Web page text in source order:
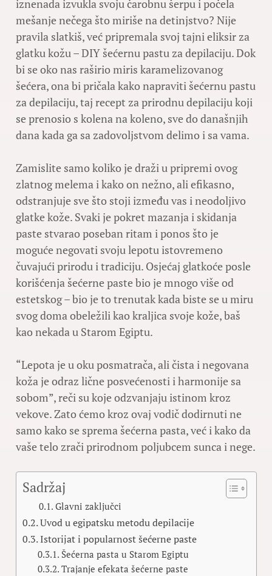
iznenada izvukla svoju čarobnu šerpu i počela
mešanje nečega što miriše na detinjstvo? Nije
pravila slatkiš, već pripremala svoj tajni eliksir za
glatku kožu – DIY šećernu pastu za depilaciju. Dok
bi se oko nas raširio miris karamelizovanog
šećera, ona bi pričala kako napraviti šećernu pastu
za depilaciju, taj recept za prirodnu depilaciju koji
se prenosio s kolena na koleno, sve do današnjih
dana kada ga sa zadovoljstvom delimo i sa vama.
Zamislite samo koliko je draži u pripremi ovog
zlatnog melema i kako on nežno, ali efikasno,
odstranjuje sve što stoji između vas i neodoljivo
glatke kože. Svaki je pokret mazanja i skidanja
paste stvarao poseban ritam i ponos što je
moguće negovati svoju lepotu istovremeno
čuvajući prirodu i tradiciju. Osjećaj glatkoće posle
korišćenja šećerne paste bio je mnogo više od
estetskog – bio je to trenutak kada biste se u miru
svog doma obeležili kao kraljica svoje kože, baš
kao nekada u Starom Egiptu.
“Lepota je u oku posmatrača, ali čista i negovana
koža je odraz lične posvećenosti i harmonije sa
sobom”, reči su koje odzvanjaju istinom kroz
vekove. Zato ćemo kroz ovaj vodič dodirnuti ne
samo kako se sprema šećerna pasta, već i kako da
vaše telo zrači prirodnom poljubcem sunca i nege.
Sadržaj
Glavni zaključci
Uvod u egipatsku metodu depilacije
Istorijat i popularnost šećerne paste
Šećerna pasta u Starom Egiptu
Trajanje efekata šećerne paste